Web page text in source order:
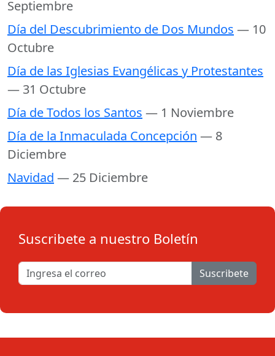
Septiembre
Día del Descubrimiento de Dos Mundos — 10
Octubre
Día de las Iglesias Evangélicas y Protestantes
— 31 Octubre
Día de Todos los Santos — 1 Noviembre
Día de la Inmaculada Concepción — 8
Diciembre
Navidad — 25 Diciembre
Suscribete a nuestro Boletín
Suscribete